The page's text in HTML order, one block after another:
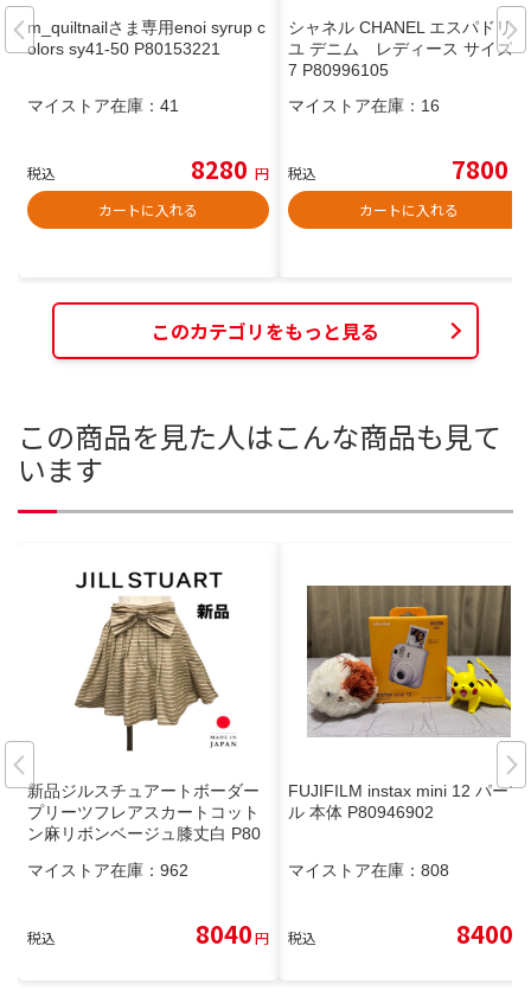
m_quiltnailさま専用enoi syrup c
olors sy41-50 P80153221
マイストア在庫： 41
税込 8280 円
カートに入れる
シャネル CHANEL エスパドリー
ユ デニム レディース サイズ3
7 P80996105
マイストア在庫： 16
税込 7800
カートに入れる
このカテゴリをもっと見る
この商品を見た人はこんな商品も見て
います
新品ジルスチュアートボーダー
プリーツフレアスカートコット
ン麻リボンベージュ膝丈白 P80
マイストア在庫： 962
税込 8040円
FUJIFILM instax mini 12 パープ
ル 本体 P80946902
マイストア在庫： 808
税込 8400